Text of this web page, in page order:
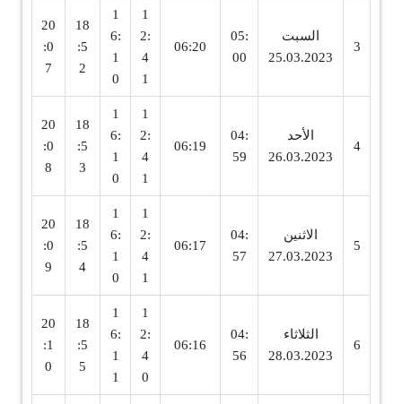
3
السبت
25.03.2023
05:
00
06:20
1
2:
4
1
1
6:
1
0
18
:5
2
20
:0
7
4
الأحد
26.03.2023
04:
59
06:19
1
2:
4
1
1
6:
1
0
18
:5
3
20
:0
8
5
الاثنين
27.03.2023
04:
57
06:17
1
2:
4
1
1
6:
1
0
18
:5
4
20
:0
9
6
الثلاثاء
28.03.2023
04:
56
06:16
1
2:
4
0
1
6:
1
1
18
:5
5
20
:1
0